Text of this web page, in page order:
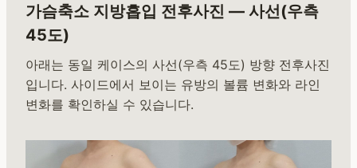
가슴축소 지방흡입 전후사진 — 사선(우측
45도)
아래는 동일 케이스의 사선(우측 45도) 방향 전후사진
입니다. 사이드에서 보이는 유방의 볼륨 변화와 라인
변화를 확인하실 수 있습니다.